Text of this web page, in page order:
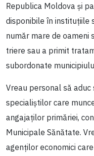
Republica Moldova și
disponibile în instituțiile
număr mare de
triere sau a primit
subordonate
Vreau personal să
specialiștilor care
angajaților primăriei,
Municipale Sănătate.
agenților economici